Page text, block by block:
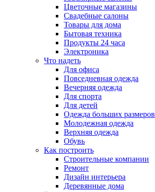
Цветочные магазины
Свадебные салоны
Товары для дома
Бытовая техника
Продукты 24 часа
Электроника
Что надеть
Для офиса
Повседневная одежда
Вечерняя одежда
Для спорта
Для детей
Одежда больших размеров
Молодежная одежда
Верхняя одежда
Обувь
Как построить
Строительные компании
Ремонт
Дизайн интерьера
Деревянные дома